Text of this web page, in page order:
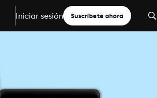
Iniciar sesión Suscríbete ahora